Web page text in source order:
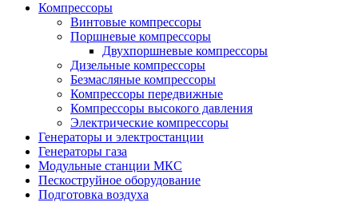
Компрессоры
Винтовые компрессоры
Поршневые компрессоры
Двухпоршневые компрессоры
Дизельные компрессоры
Безмасляные компрессоры
Компрессоры передвижные
Компрессоры высокого давления
Электрические компрессоры
Генераторы и электростанции
Генераторы газа
Модульные станции МКС
Пескоструйное оборудование
Подготовка воздуха